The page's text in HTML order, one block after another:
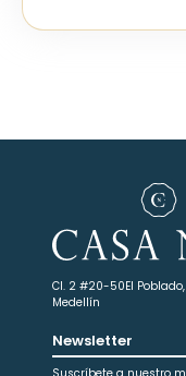
Cl. 2 #20-50El Poblado,
Medellín
Newsletter